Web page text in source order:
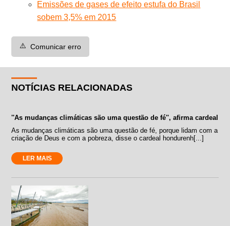
Emissões de gases de efeito estufa do Brasil
sobem 3,5% em 2015
⚠️ Comunicar erro
NOTÍCIAS RELACIONADAS
''As mudanças climáticas são uma questão de fé'', afirma cardeal
As mudanças climáticas são uma questão de fé, porque lidam com a
criação de Deus e com a pobreza, disse o cardeal hondurenh[...]
LER MAIS